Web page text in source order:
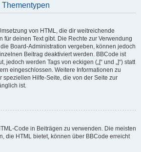
Thementypen
von HTML, die dir weitreichende
für deinen Text gibt. Die Rechte zur Verwendung
Board-Administration vergeben, können jedoch
Beitrag deaktiviert werden. BBCode ist
jedoch werden Tags von eckigen („[“ und „]“) statt
eingeschlossen. Weitere Informationen zu
speziellen Hilfe-Seite, die von der Seite zur
ist.
Code in Beiträgen zu verwenden. Die meisten
die HTML bietet, können über BBCode erreicht